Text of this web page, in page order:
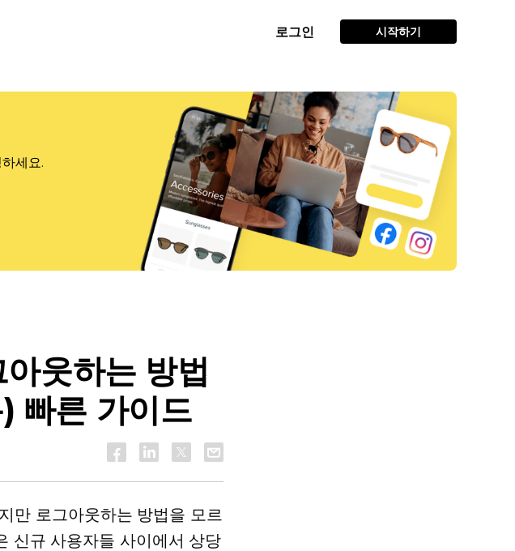
로그인 시작하기
세요.
웃하는 방법
빠른 가이드
만 로그아웃하는 방법을 모르
신규 사용자들 사이에서 상당